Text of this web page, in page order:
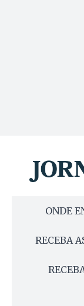
ONDE
RECEBA